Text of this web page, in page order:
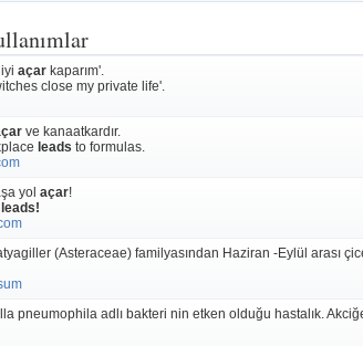
açar kaparım'.
close my private life'.
ve kanaatkardır.
leads to formulas.
yol açar!
leads!
(Asteraceae) familyasından Haziran -Eylül arası
pneumophila adlı bakteri nin etken olduğu hastalık.